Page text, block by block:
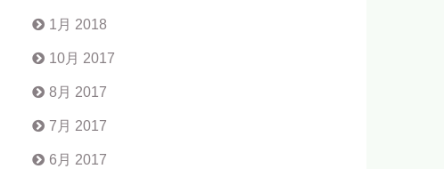
1月 2018
10月 2017
8月 2017
7月 2017
6月 2017